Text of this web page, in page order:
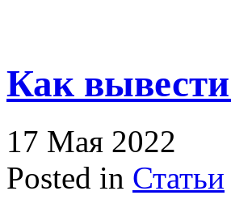
Как
17 Мая 2022
Posted in Статьи